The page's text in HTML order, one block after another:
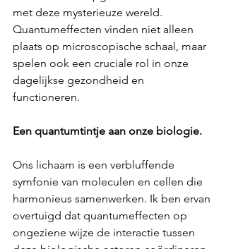
met deze mysterieuze wereld.
Quantumeffecten vinden niet alleen
plaats op microscopische schaal, maar
spelen ook een cruciale rol in onze
dagelijkse gezondheid en
functioneren.
Een quantumtintje aan onze biologie.
Ons lichaam is een verbluffende
symfonie van moleculen en cellen die
harmonieus samenwerken. Ik ben ervan
overtuigd dat quantumeffecten op
ongeziene wijze de interactie tussen